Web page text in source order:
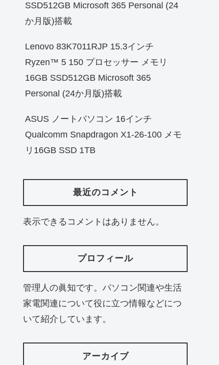
SSD512GB Microsoft 365 Personal (24
か月版)搭載
Lenovo 83K7011RJP 15.3インチ
Ryzen™ 5 150 プロセッサー メモリ
16GB SSD512GB Microsoft 365
Personal (24か月版)搭載
ASUS ノートパソコン 16インチ
Qualcomm Snapdragon X1-26-100 メモ
リ16GB SSD 1TB
最近のコメント
表示できるコメントはありません。
プロフィール
管理人の眞知です。パソコン関連や生活
家電関連について役に立つ情報などにつ
いて紹介しています。
アーカイブ